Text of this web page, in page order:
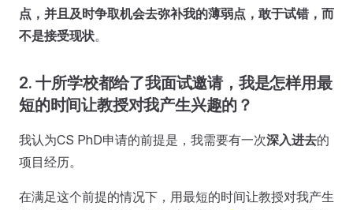
点，并且及时争取机会去弥补我的薄弱点，敢于试错，而
不是接受现状。
2. 十所学校都给了我面试邀请，我是怎样用最
短的时间让教授对我产生兴趣的？
我认为CS PhD申请的前提是，我需要有一次深入进去的
项目经历。
在满足这个前提的情况下，用最短的时间让教授对我产生